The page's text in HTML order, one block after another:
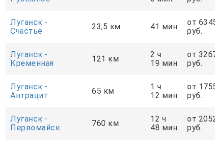
Луганск -
Счастье
23,5 км 41 мин
от 6345
руб.
Луганск -
Кременная
121 км
2 ч
19 мин
от 3267
руб.
Луганск -
Антрацит
65 км
1 ч
12 мин
от 1755
руб.
Луганск -
Первомайск
760 км
12 ч
48 мин
от
руб.